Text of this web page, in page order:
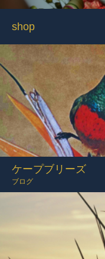
shop
ケープブリーズ
ブログ